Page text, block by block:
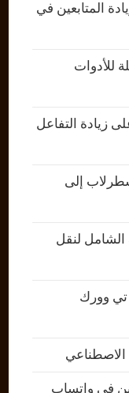
المتابعين في
للأدوات
زيادة التفاعل
إلى
الشامل لنقل
وورك
في واتساب